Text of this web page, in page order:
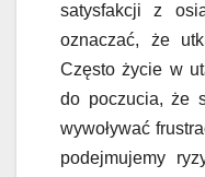
satysfakcji z
oznaczać, że
Często życie w
do poczucia, że
wywoływać
podejmujemy